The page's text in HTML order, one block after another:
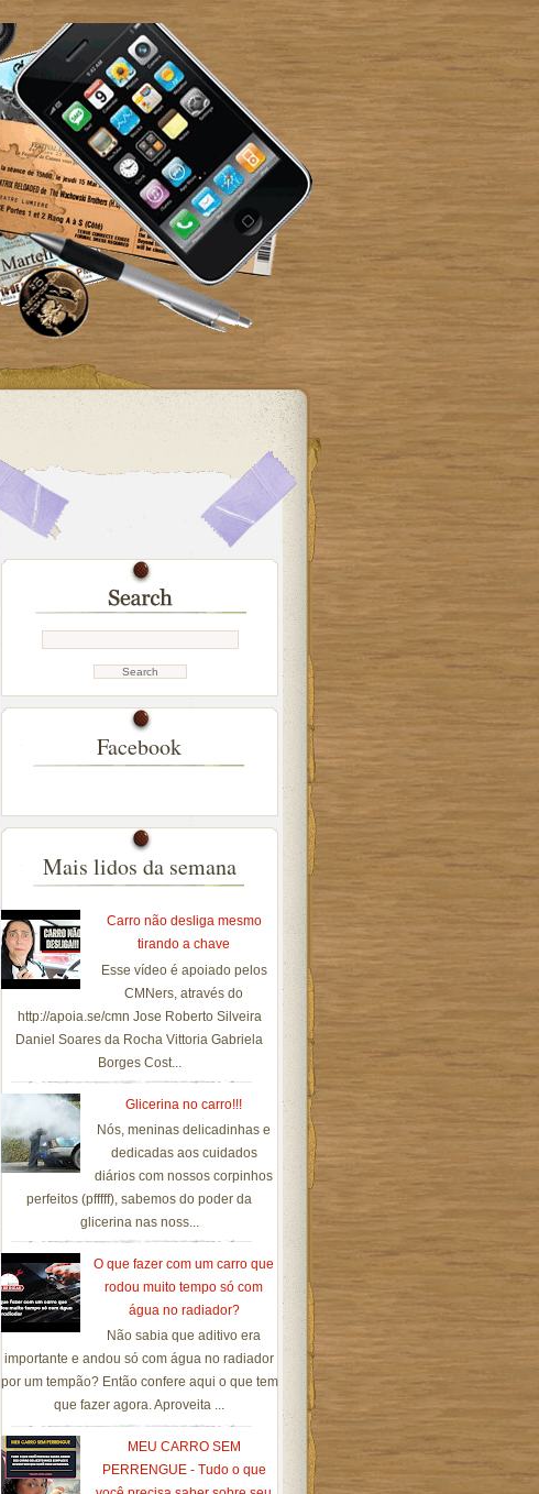
Facebook
Mais lidos da semana
Carro não desliga mesmo
tirando a chave
Esse vídeo é apoiado pelos
CMNers, através do
http://apoia.se/cmn Jose Roberto Silveira
Daniel Soares da Rocha Vittoria Gabriela
Borges Cost...
Glicerina no carro!!!
Nós, meninas delicadinhas e
dedicadas aos cuidados
diários com nossos corpinhos
perfeitos (pfffff), sabemos do poder da
glicerina nas noss...
O que fazer com um carro que
rodou muito tempo só com
água no radiador?
Não sabia que aditivo era
importante e andou só com água no radiador
por um tempão? Então confere aqui o que tem
que fazer agora. Aproveita ...
MEU CARRO SEM
PERRENGUE - Tudo o que